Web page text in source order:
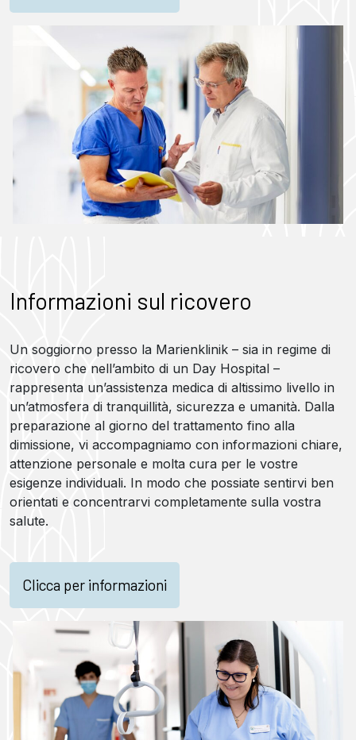
Informazioni sul ricovero
Un soggiorno presso la Marienklinik – sia in regime di
ricovero che nell’ambito di un Day Hospital –
rappresenta un’assistenza medica di altissimo livello in
un’atmosfera di tranquillità, sicurezza e umanità. Dalla
preparazione al giorno del trattamento fino alla
dimissione, vi accompagniamo con informazioni chiare,
attenzione personale e molta cura per le vostre
esigenze individuali. In modo che possiate sentirvi ben
orientati e concentrarvi completamente sulla vostra
salute.
Clicca per informazioni